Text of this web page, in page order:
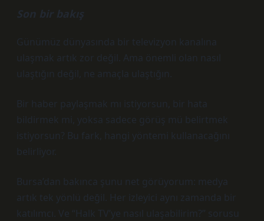
Son bir bakış
Günümüz dünyasında bir televizyon kanalına
ulaşmak artık zor değil. Ama önemli olan nasıl
ulaştığın değil, ne amaçla ulaştığın.
Bir haber paylaşmak mı istiyorsun, bir hata
bildirmek mi, yoksa sadece görüş mü belirtmek
istiyorsun? Bu fark, hangi yöntemi kullanacağını
belirliyor.
Bursa’dan bakınca şunu net görüyorum: medya
artık tek yönlü değil. Her izleyici aynı zamanda bir
katılımcı. Ve “Halk TV’ye nasıl ulaşabilirim?” sorusu